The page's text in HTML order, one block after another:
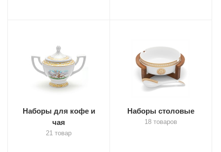
Наборы для кофе и
чая
21 товар
Наборы столовые
18 товаров